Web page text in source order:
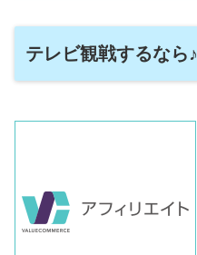
テレビ観戦するなら♪